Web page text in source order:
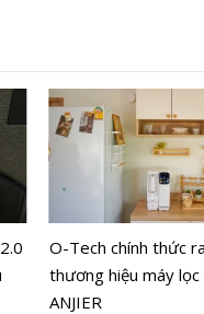
O-Tech chính thức
thương hiệu máy
ANJIER